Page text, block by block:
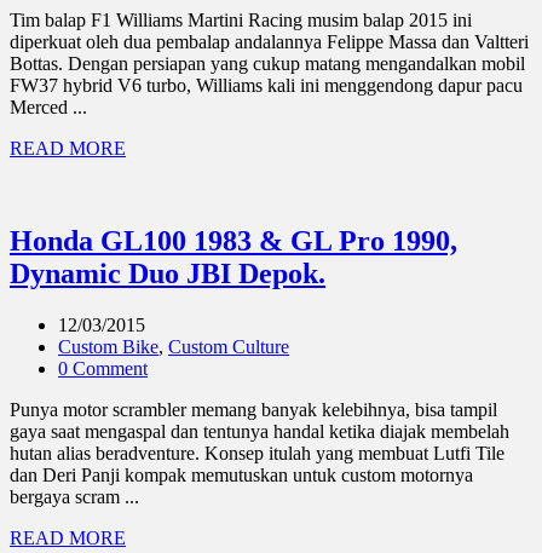
Tim balap F1 Williams Martini Racing musim balap 2015 ini
diperkuat oleh dua pembalap andalannya Felippe Massa dan Valtteri
Bottas. Dengan persiapan yang cukup matang mengandalkan mobil
FW37 hybrid V6 turbo, Williams kali ini menggendong dapur pacu
Merced ...
READ MORE
Honda GL100 1983 & GL Pro 1990,
Dynamic Duo JBI Depok.
12/03/2015
Custom Bike, Custom Culture
0 Comment
Punya motor scrambler memang banyak kelebihnya, bisa tampil
gaya saat mengaspal dan tentunya handal ketika diajak membelah
hutan alias beradventure. Konsep itulah yang membuat Lutfi Tile
dan Deri Panji kompak memutuskan untuk custom motornya
bergaya scram ...
READ MORE